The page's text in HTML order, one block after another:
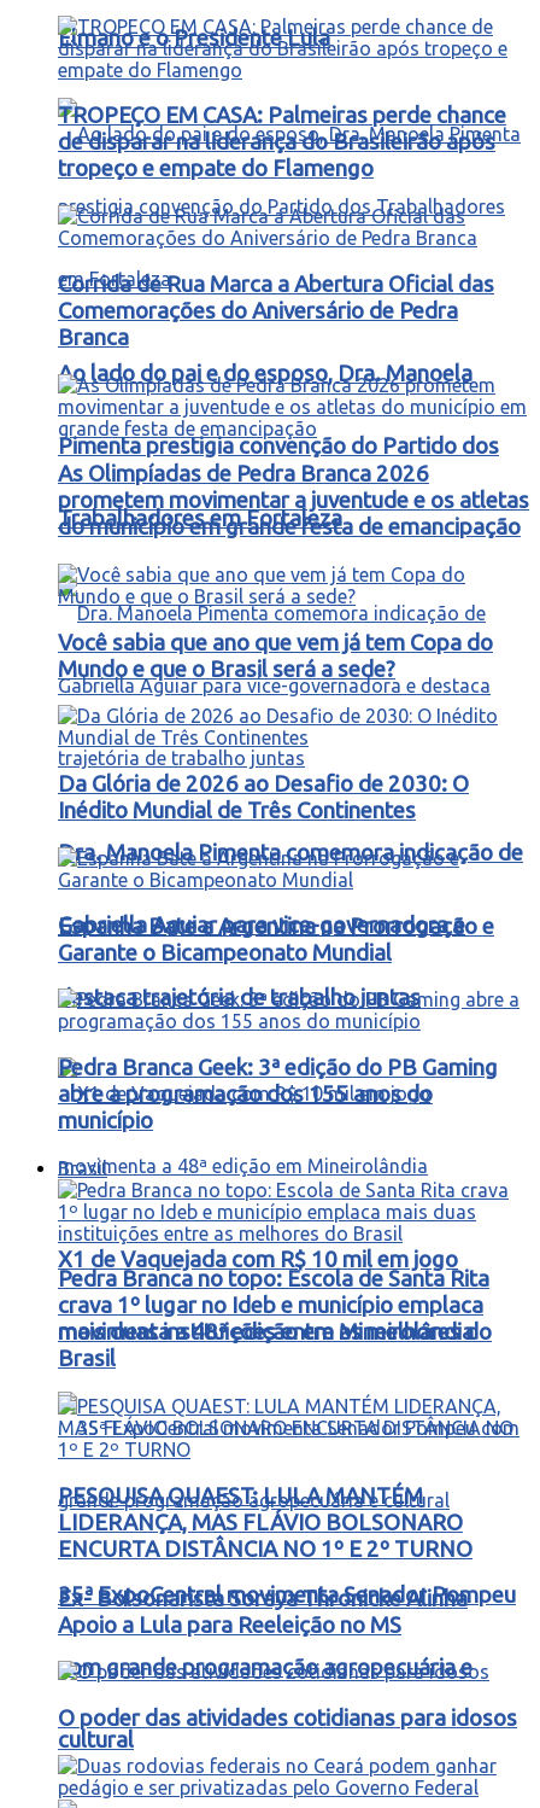
Elmano e o Presidente Lula
Ao lado do pai e do esposo, Dra. Manoela
Pimenta prestigia convenção do Partido dos
Trabalhadores em Fortaleza
Dra. Manoela Pimenta comemora indicação de
Gabriella Aguiar para vice-governadora e
destaca trajetória de trabalho juntas
X1 de Vaquejada com R$ 10 mil em jogo
movimenta a 48ª edição em Mineirolândia
35ª ExpoCentral movimenta Senador Pompeu
com grande programação agropecuária e
cultural
TROPEÇO EM CASA: Palmeiras perde chance
de disparar na liderança do Brasileirão após
tropeço e empate do Flamengo
Corrida de Rua Marca a Abertura Oficial das
Comemorações do Aniversário de Pedra
Branca
As Olimpíadas de Pedra Branca 2026
prometem movimentar a juventude e os atletas
do município em grande festa de emancipação
Você sabia que ano que vem já tem Copa do
Mundo e que o Brasil será a sede?
Da Glória de 2026 ao Desafio de 2030: O
Inédito Mundial de Três Continentes
Espanha Bate a Argentina na Prorrogação e
Garante o Bicampeonato Mundial
Pedra Branca Geek: 3ª edição do PB Gaming
abre a programação dos 155 anos do
município
Brasil
Pedra Branca no topo: Escola de Santa Rita
crava 1º lugar no Ideb e município emplaca
mais duas instituições entre as melhores do
Brasil
PESQUISA QUAEST: LULA MANTÉM
LIDERANÇA, MAS FLÁVIO BOLSONARO
ENCURTA DISTÂNCIA NO 1º E 2º TURNO
Ex- Bolsonarista Soraya Thronicke Alinha
Apoio a Lula para Reeleição no MS
O poder das atividades cotidianas para idosos